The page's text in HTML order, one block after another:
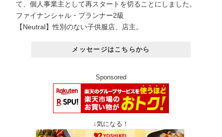
て、個人事業主として再スタートを切ることにしました。
ファイナンシャル・プランナー2級
【Neutral】性別のない子供服店、店主。
メッセージはこちらから
Sponsored
↓気になる！